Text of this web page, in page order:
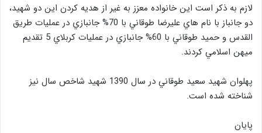
لازم به ذكر است اين خانواده معزز به غير از هديه كردن اين دو شهيد،
دو جانباز با نام هاي عليرضا طوقاني با 70% جانبازي در عمليات طريق
القدس و حميد طوقاني با 60% جانبازي در عمليات كربلاي 5 تقديم
ميهن اسلامي كردند.
پهلوان شهيد سعيد طوقاني در سال 1390 شهيد شاخص سال نيز
شناخته شده است.
پایان